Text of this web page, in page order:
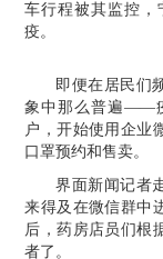
车行程被其监控，
疫。
即便在居民们
象中那么普遍——
户，开始使用企业
口罩预约和售卖。
界面新闻记者
来得及在微信群中
后，药房店员们根
者了。